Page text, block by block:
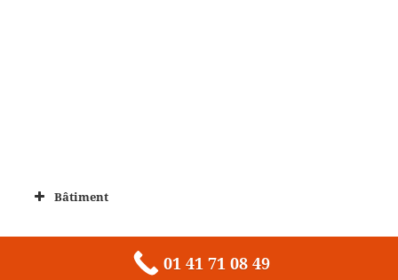
Bâtiment
Fièrement propulsé par WordPress01 41 71 08 49